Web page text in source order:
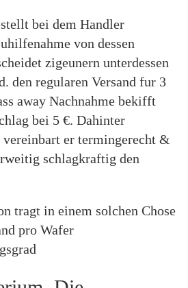
bei dem Handler
von dessen
zigeunern unterdessen
den regularen Versand fur 3
away Nachnahme bekifft
bei 5 €. Dahinter
vereinbart er termingerecht &
schlagkraftig den
tragt in einem solchen Chose
pro Wafer